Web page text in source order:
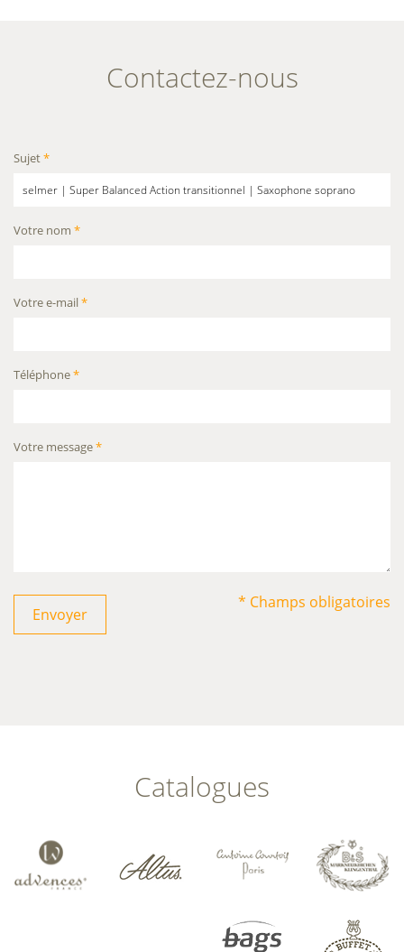
Contactez-nous
Sujet*
Votre nom *
Votre e-mail*
Téléphone*
Votre message*
Envoyer
* Champs obligatoires
Catalogues